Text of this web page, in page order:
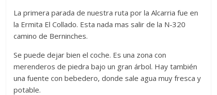
La primera parada de nuestra ruta por la Alcarria fue en
la Ermita El Collado. Esta nada mas salir de la N-320
camino de Berninches.
Se puede dejar bien el coche. Es una zona con
merenderos de piedra bajo un gran árbol. Hay también
una fuente con bebedero, donde sale agua muy fresca y
potable.